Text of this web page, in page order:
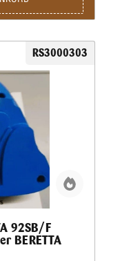
zu
ein Beispielbild!
RS3000303
92SB/F
BERETTA